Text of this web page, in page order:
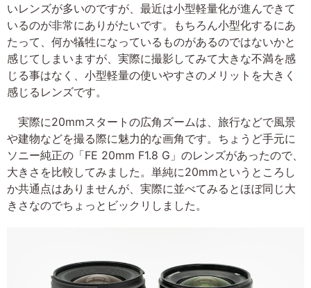
いレンズが多いのですが、最近は小型軽量化が進んできて
いるのが非常にありがたいです。もちろん小型化するにあ
たって、何か犠牲になっているものがあるのではないかと
感じてしまいますが、実際に撮影してみて大きな不満を感
じる事はなく、小型軽量の使いやすさのメリットを大きく
感じるレンズです。
実際に20mmスタートの広角ズームは、旅行などで風景
や建物などを撮る際に魅力的な画角です。ちょうど手元に
ソニー純正の「FE 20mm F1.8 G」のレンズがあったので、
大きさを比較してみました。単純に20mmというところし
か共通点はありませんが、実際に並べてみるとほぼ同じ大
きさなのでちょっとビックリしました。